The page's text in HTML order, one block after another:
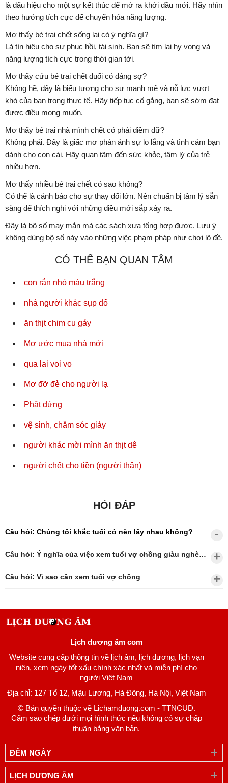
là dấu hiệu cho một sự kết thúc để mở ra khởi đầu mới. Hãy nhìn
theo hướng tích cực để chuyển hóa năng lượng.
Mơ thấy bé trai chết sống lại có ý nghĩa gì?
Là tín hiệu cho sự phục hồi, tái sinh. Bạn sẽ tìm lại hy vọng và
năng lượng tích cực trong thời gian tới.
Mơ thấy cứu bé trai chết đuối có đáng sợ?
Không hề, đây là biểu tượng cho sự mạnh mẽ và nỗ lực vượt
khó của bạn trong thực tế. Hãy tiếp tục cố gắng, bạn sẽ sớm đạt
được điều mong muốn.
Mơ thấy bé trai nhà mình chết có phải điềm dữ?
Không phải. Đây là giấc mơ phản ánh sự lo lắng và tình cảm bạn
dành cho con cái. Hãy quan tâm đến sức khỏe, tâm lý của trẻ
nhiều hơn.
Mơ thấy nhiều bé trai chết có sao không?
Có thể là cảnh báo cho sự thay đổi lớn. Nên chuẩn bị tâm lý sẵn
sàng để thích nghi với những điều mới sắp xảy ra.
Đây là bộ số may mắn mà các sách xưa tổng hợp được. Lưu ý
không dùng bộ số này vào những việc phạm pháp như chơi lô đề.
CÓ THỂ BẠN QUAN TÂM
con rắn nhỏ màu trắng
nhà người khác sụp đổ
ăn thịt chim cu gáy
Mơ ước mua nhà mới
qua lai voi vo
Mơ đỡ đẻ cho người lạ
Phật đứng
vệ sinh, chăm sóc giày
người khác mời mình ăn thịt dê
người chết cho tiền (người thân)
HỎI ĐÁP
Câu hỏi: Chúng tôi khắc tuổi có nên lấy nhau không?
Câu hỏi: Ý nghĩa của việc xem tuổi vợ chồng giàu nghèo?
Câu hỏi: Vì sao cần xem tuổi vợ chồng
Lịch dương âm com
Website cung cấp thông tin về lịch âm, lịch dương, lịch vạn
niên, xem ngày tốt xấu chính xác nhất và miễn phí cho
người Việt Nam
Địa chỉ: 127 Tổ 12, Mậu Lương, Hà Đông, Hà Nội, Việt Nam
© Bản quyền thuộc về Lichamduong.com - TTNCUD.
Cấm sao chép dưới mọi hình thức nếu không có sự chấp
thuận bằng văn bản.
ĐẾM NGÀY
LỊCH DƯƠNG ÂM